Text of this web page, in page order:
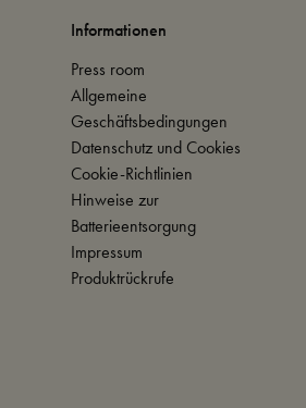
Informationen
Press room
Allgemeine
Geschäftsbedingungen
Datenschutz und Cookies
Cookie-Richtlinien
Hinweise zur
Batterieentsorgung
Impressum
Produktrückrufe